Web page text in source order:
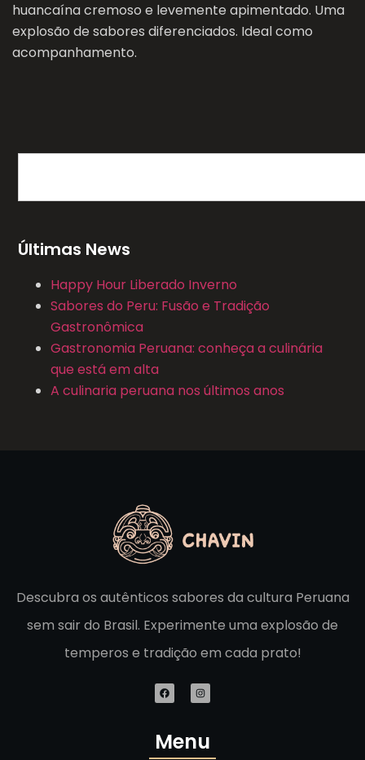
huancaína cremoso e levemente apimentado. Uma
explosão de sabores diferenciados. Ideal como
acompanhamento.
Últimas News
Happy Hour Liberado Inverno
Sabores do Peru: Fusão e Tradição
Gastronômica
Gastronomia Peruana: conheça a culinária
que está em alta
A culinaria peruana nos últimos anos
Descubra os autênticos sabores da cultura Peruana
sem sair do Brasil. Experimente uma explosão de
temperos e tradição em cada prato!
Menu